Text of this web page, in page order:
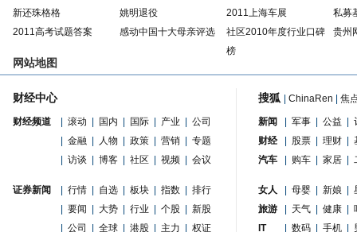
新还珠格格
姚明退役 2011上海车展
私募
2011高考试题答案
感动中国十大母亲评选
社区2010年度行业口碑
榜
贵州
网站地图
财经中心
财经频道 滚动 国内 国际 产业
公司
金融 人物 政策 营销
专题
访谈 博客 社区 视频 会议
证券新闻 行情 自选 板块 指数
排行
要闻 大势 行业 个股
新股
公司 全球 港股 主力 权证
搜狐 ChinaRen 焦
新闻 军事 公益
财经
股票 理财
汽车
购车 家居
女人 母婴 新娘
旅游
天气 健康
IT
数码 手机